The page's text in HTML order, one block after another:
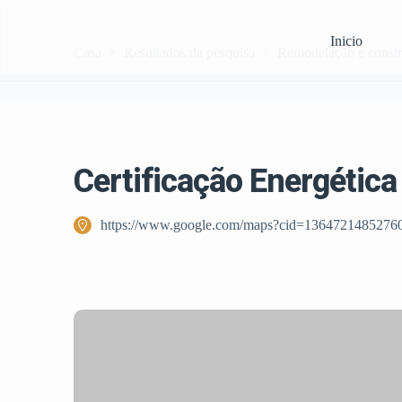
Inicio
Remodelação e
Certificação Energética
https://www.google.com/